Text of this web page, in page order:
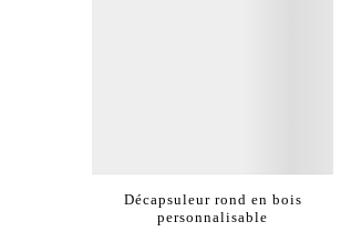
Décapsuleur rond en bois
personnalisable